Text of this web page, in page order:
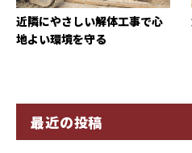
近隣にやさしい解体工事で心
地よい環境を守る
最近の投稿